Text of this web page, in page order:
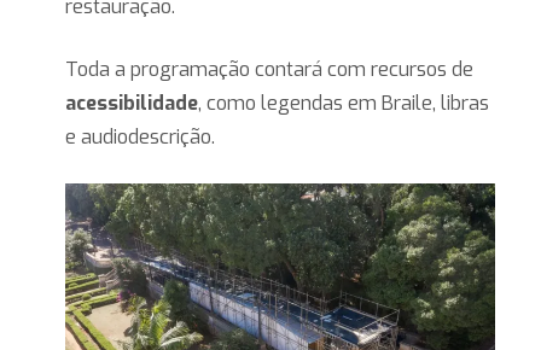
restauração.
Toda a programação contará com recursos de
acessibilidade, como legendas em Braile, libras
e audiodescrição.